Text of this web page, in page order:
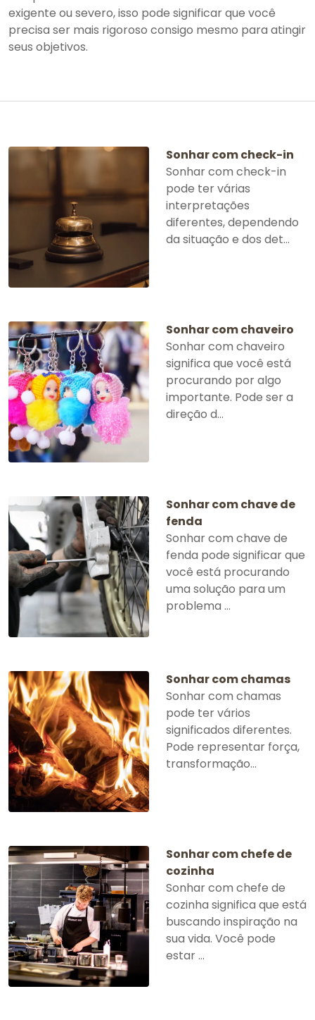
exigente ou severo, isso pode significar que você
precisa ser mais rigoroso consigo mesmo para atingir
seus objetivos.
Sonhar com check-in
Sonhar com check-in
pode ter várias
interpretações
diferentes, dependendo
da situação e dos det...
Sonhar com chaveiro
Sonhar com chaveiro
significa que você está
procurando por algo
importante. Pode ser a
direção d...
Sonhar com chave de
fenda
Sonhar com chave de
fenda pode significar que
você está procurando
uma solução para um
problema ...
Sonhar com chamas
Sonhar com chamas
pode ter vários
significados diferentes.
Pode representar força,
transformação...
Sonhar com chefe de
cozinha
Sonhar com chefe de
cozinha significa que está
buscando inspiração na
sua vida. Você pode
estar ...